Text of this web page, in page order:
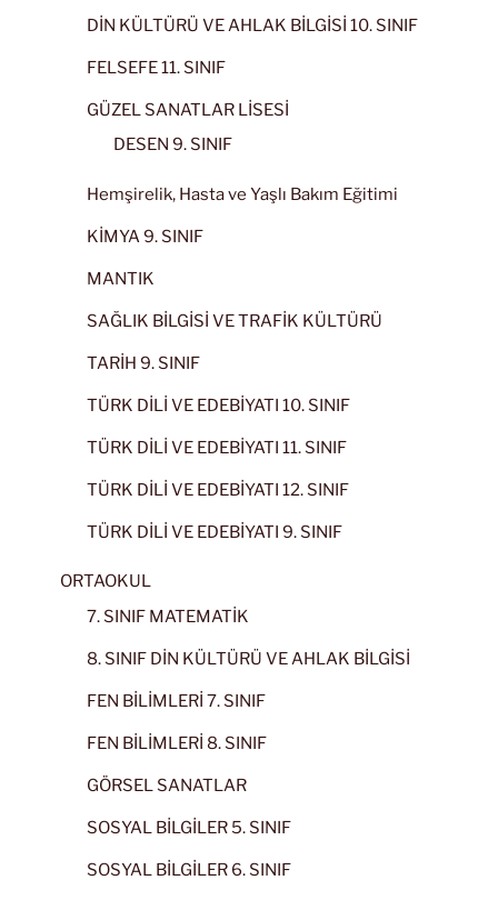
DİN KÜLTÜRÜ VE AHLAK BİLGİSİ 10. SINIF
FELSEFE 11. SINIF
GÜZEL SANATLAR LİSESİ
DESEN 9. SINIF
Hemşirelik, Hasta ve Yaşlı Bakım Eğitimi
KİMYA 9. SINIF
MANTIK
SAĞLIK BİLGİSİ VE TRAFİK KÜLTÜRÜ
TARİH 9. SINIF
TÜRK DİLİ VE EDEBİYATI 10. SINIF
TÜRK DİLİ VE EDEBİYATI 11. SINIF
TÜRK DİLİ VE EDEBİYATI 12. SINIF
TÜRK DİLİ VE EDEBİYATI 9. SINIF
ORTAOKUL
7. SINIF MATEMATİK
8. SINIF DİN KÜLTÜRÜ VE AHLAK BİLGİSİ
FEN BİLİMLERİ 7. SINIF
FEN BİLİMLERİ 8. SINIF
GÖRSEL SANATLAR
SOSYAL BİLGİLER 5. SINIF
SOSYAL BİLGİLER 6. SINIF